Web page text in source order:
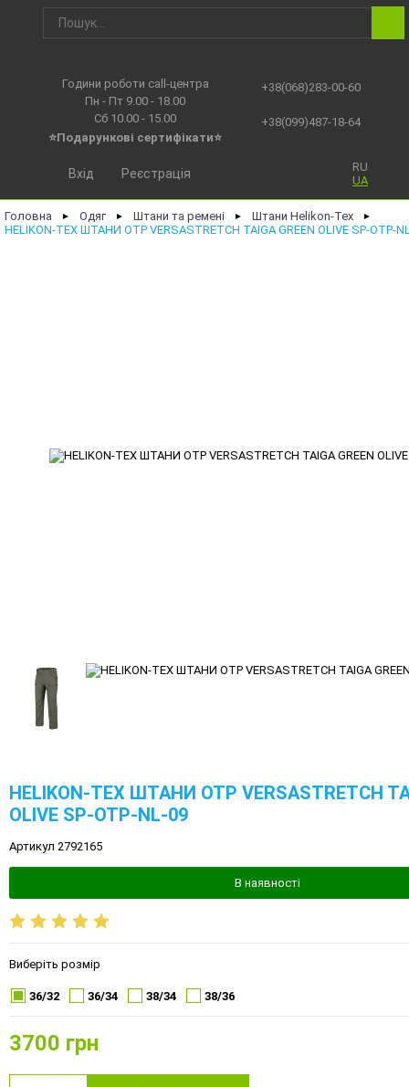
Години роботи call-центра
Пн - Пт 9.00 - 18.00
Сб 10.00 - 15.00
⭐Подарункові сертифікати⭐
+38(068)283-00-60
+38(099)487-18-64
RU
UA
Вхід Реєстрація
Головна ► Одяг ► Штани та ремені ► Штани Helikon-Tex ►
HELIKON-TEX ШТАНИ OTP VERSASTRETCH TAIGA GREEN OLIVE SP-OTP-
HELIKON-TEX ШТАНИ OTP VERSASTRETCH
OLIVE SP-OTP-NL-09
Артикул 2792165
В наявності
Виберіть розмір
36/32 36/34 38/34 38/36
3700 грн